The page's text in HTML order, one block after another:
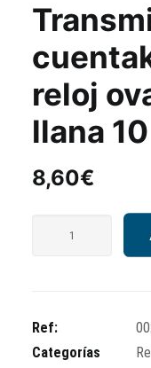
reloj
llana
8,60€
cuentakilómetros
120km/h
llana
Ref:
Categorías